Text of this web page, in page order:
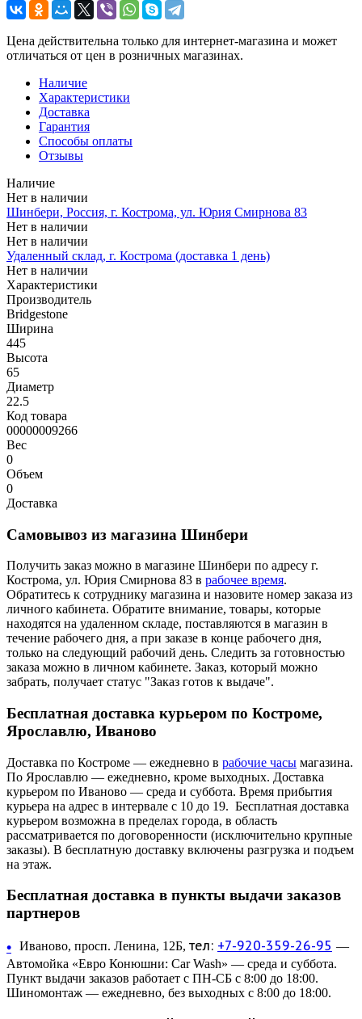
Цена действительна только для интернет-магазина и может
отличаться от цен в розничных магазинах.
Наличие
Характеристики
Доставка
Гарантия
Способы оплаты
Отзывы
Наличие
Нет в наличии
Шинбери, Россия, г. Кострома, ул. Юрия Смирнова 83
Нет в наличии
Нет в наличии
Удаленный склад, г. Кострома (доставка 1 день)
Нет в наличии
Характеристики
Производитель
Bridgestone
Ширина
445
Высота
65
Диаметр
22.5
Код товара
00000009266
Вес
0
Объем
0
Доставка
Самовывоз из магазина Шинбери
Получить заказ можно в магазине Шинбери по адресу г.
Кострома, ул. Юрия Смирнова 83 в рабочее время.
Обратитесь к сотруднику магазина и назовите номер заказа из
личного кабинета. Обратите внимание, товары, которые
находятся на удаленном складе, поставляются в магазин в
течение рабочего дня, а при заказе в конце рабочего дня,
только на следующий рабочий день. Следить за готовностью
заказа можно в личном кабинете. Заказ, который можно
забрать, получает статус "Заказ готов к выдаче".
Бесплатная доставка курьером по Костроме,
Ярославлю, Иваново
Доставка по Костроме — ежедневно в рабочие часы магазина.
По Ярославлю — ежедневно, кроме выходных. Доставка
курьером по Иваново — среда и суббота. Время прибытия
курьера на адрес в интервале с 10 до 19. Бесплатная доставка
курьером возможна в пределах города, в область
рассматривается по договоренности (исключительно крупные
заказы). В бесплатную доставку включены разгрузка и подъем
на этаж.
Бесплатная доставка в пункты выдачи заказов
партнеров
• Иваново, просп. Ленина, 12Б, тел: +7-920-359-26-95 —
Автомойка «Евро Конюшни: Car Wash» — среда и суббота.
Пункт выдачи заказов работает с ПН-СБ с 8:00 до 18:00.
Шиномонтаж — ежедневно, без выходных с 8:00 до 18:00.